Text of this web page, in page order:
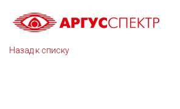
Назад к списку